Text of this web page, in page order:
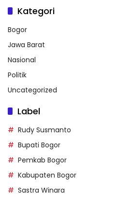
Kategori
Bogor
Jawa Barat
Nasional
Politik
Uncategorized
Label
Rudy Susmanto
Bupati Bogor
Pemkab Bogor
Kabupaten Bogor
Sastra Winara